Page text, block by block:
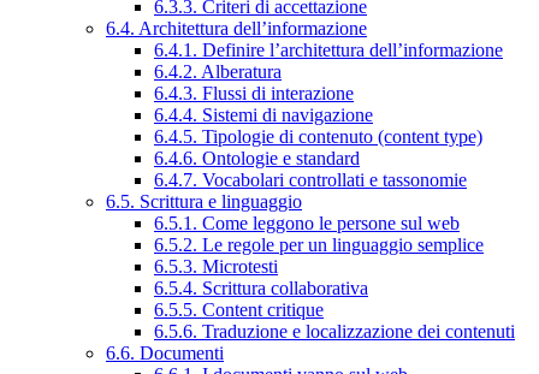
6.3.3. Criteri di accettazione
6.4. Architettura dell’informazione
6.4.1. Definire l’architettura dell’informazione
6.4.2. Alberatura
6.4.3. Flussi di interazione
6.4.4. Sistemi di navigazione
6.4.5. Tipologie di contenuto (content type)
6.4.6. Ontologie e standard
6.4.7. Vocabolari controllati e tassonomie
6.5. Scrittura e linguaggio
6.5.1. Come leggono le persone sul web
6.5.2. Le regole per un linguaggio semplice
6.5.3. Microtesti
6.5.4. Scrittura collaborativa
6.5.5. Content critique
6.5.6. Traduzione e localizzazione dei contenuti
6.6. Documenti